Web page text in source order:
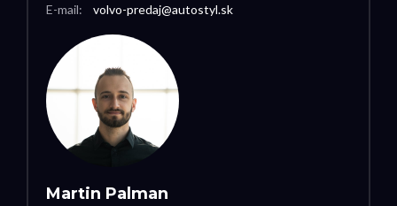
E-mail:
volvo-predaj@autostyl.sk
Martin Palman